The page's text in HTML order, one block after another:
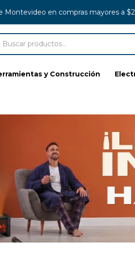
y Construcción
Montevideo en compras mayores a